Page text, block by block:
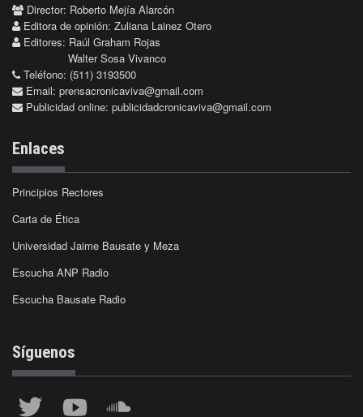
Director: Roberto Mejía Alarcón
Editora de opinión: Zuliana Lainez Otero
Editores: Raúl Graham Rojas
Walter Sosa Vivanco
Teléfono: (511) 3193500
Email: prensacronicaviva@gmail.com
Publicidad online: publicidadcronicaviva@gmail.com
Enlaces
Principios Rectores
Carta de Ética
Universidad Jaime Bausate y Meza
Escucha ANP Radio
Escucha Bausate Radio
Síguenos